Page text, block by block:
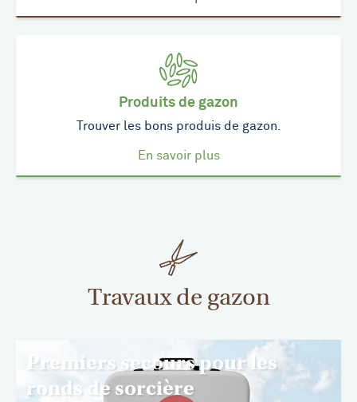
Produits de gazon
Trouver les bons produis de gazon.
En savoir plus
Travaux de gazon
Premiers secours pour les
ronds de sorcière